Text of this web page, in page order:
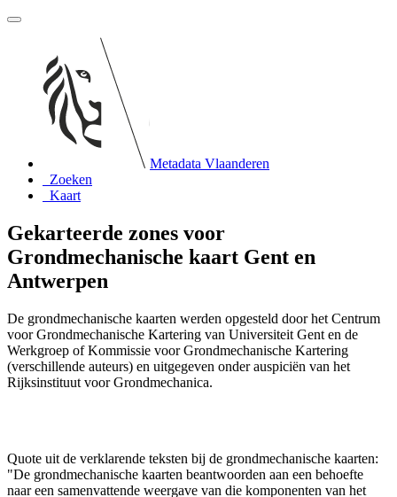
Metadata Vlaanderen
Zoeken
Kaart
Gekarteerde zones voor
Grondmechanische kaart Gent en
Antwerpen
De grondmechanische kaarten werden opgesteld door het Centrum
voor Grondmechanische Kartering van Universiteit Gent en de
Werkgroep of Kommissie voor Grondmechanische Kartering
(verschillende auteurs) en uitgegeven onder auspiciën van het
Rijksinstituut voor Grondmechanica.
Quote uit de verklarende teksten bij de grondmechanische kaarten:
"De grondmechanische kaarten beantwoorden aan een behoefte
naar een samenvattende weergave van die komponenten van het